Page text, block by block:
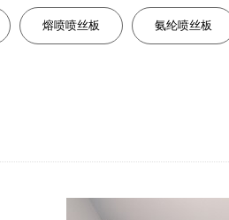
熔喷喷丝板 氨纶喷丝板